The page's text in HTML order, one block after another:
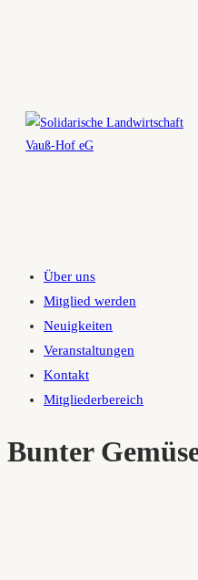
Über uns
Mitglied werden
Neuigkeiten
Veranstaltungen
Kontakt
Mitgliederbereich
Bunter